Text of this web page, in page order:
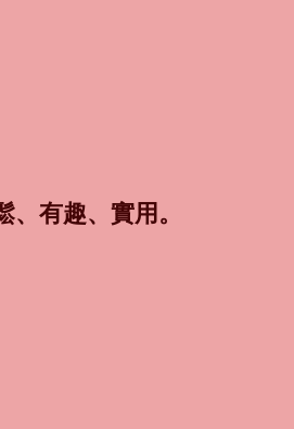
有趣、實用。